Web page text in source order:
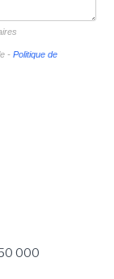
- Politique de
000